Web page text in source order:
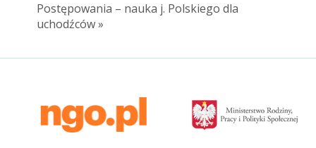
Postępowania – nauka j. Polskiego dla
uchodźców »